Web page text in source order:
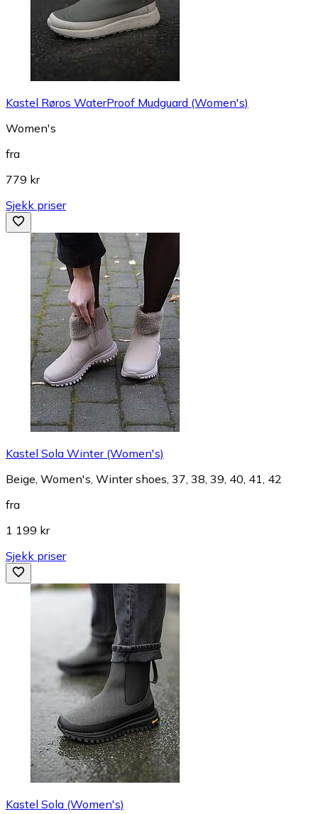
Kastel Røros WaterProof Mudguard (Women's)
Women's
fra
779 kr
Sjekk priser
Kastel Sola Winter (Women's)
Beige, Women's, Winter shoes, 37, 38, 39, 40, 41, 42
fra
1 199 kr
Sjekk priser
Kastel Sola (Women's)